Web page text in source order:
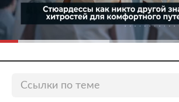
Ссылки по теме